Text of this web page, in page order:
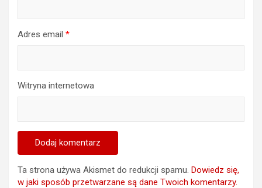
Adres email *
Witryna internetowa
Ta strona używa Akismet do redukcji spamu. Dowiedz się,
w jaki sposób przetwarzane są dane Twoich komentarzy.